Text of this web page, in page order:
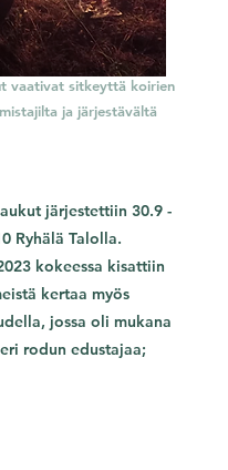
vaativat sitkeyttä koirien
ja järjestävältä
järjestettiin 30.9 -
Ryhälä Talolla.
kokeessa kisattiin
kertaa myös
jossa oli mukana
rodun edustajaa;